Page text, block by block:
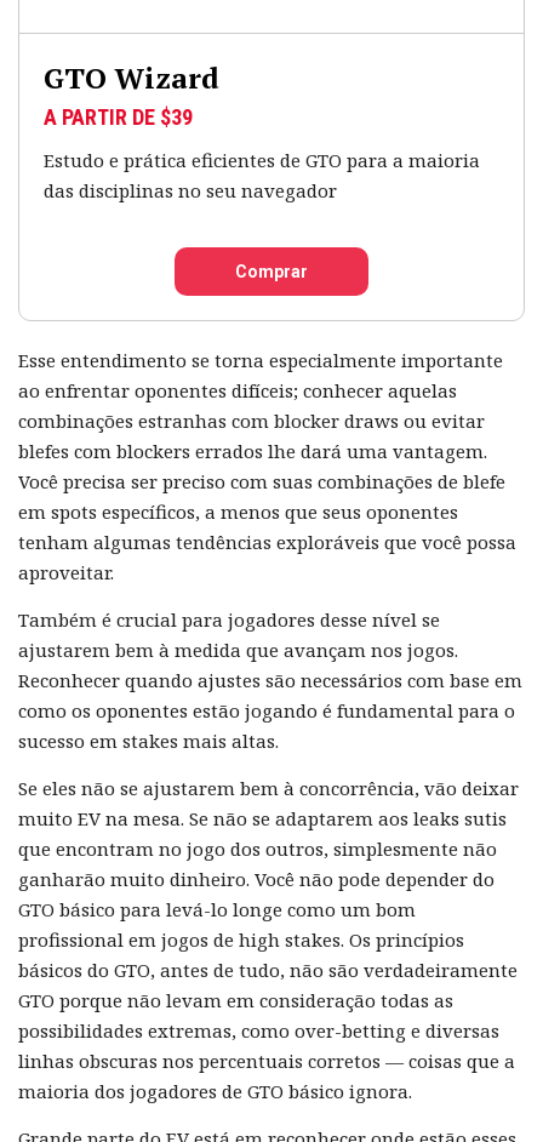
GTO Wizard
A PARTIR DE $39
Estudo e prática eficientes de GTO para a maioria
das disciplinas no seu navegador
Comprar
Esse entendimento se torna especialmente importante
ao enfrentar oponentes difíceis; conhecer aquelas
combinações estranhas com blocker draws ou evitar
blefes com blockers errados lhe dará uma vantagem.
Você precisa ser preciso com suas combinações de blefe
em spots específicos, a menos que seus oponentes
tenham algumas tendências exploráveis que você possa
aproveitar.
Também é crucial para jogadores desse nível se
ajustarem bem à medida que avançam nos jogos.
Reconhecer quando ajustes são necessários com base em
como os oponentes estão jogando é fundamental para o
sucesso em stakes mais altas.
Se eles não se ajustarem bem à concorrência, vão deixar
muito EV na mesa. Se não se adaptarem aos leaks sutis
que encontram no jogo dos outros, simplesmente não
ganharão muito dinheiro. Você não pode depender do
GTO básico para levá-lo longe como um bom
profissional em jogos de high stakes. Os princípios
básicos do GTO, antes de tudo, não são verdadeiramente
GTO porque não levam em consideração todas as
possibilidades extremas, como over-betting e diversas
linhas obscuras nos percentuais corretos — coisas que a
maioria dos jogadores de GTO básico ignora.